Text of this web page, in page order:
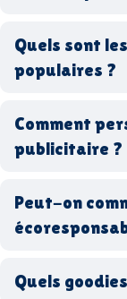
Quels sont
populaires ?
stylos
gourdes
France Made in
Comment
publicitaire ?
Peut-on
Quels